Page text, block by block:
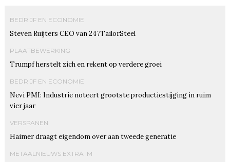
BEDRIJF EN ECONOMIE
Steven Ruijters CEO van 247TailorSteel
PLAATBEWERKING
Trumpf herstelt zich en rekent op verdere groei
BEDRIJF EN ECONOMIE
Nevi PMI: Industrie noteert grootste productiestijging in ruim
vier jaar
VERSPANEN
Haimer draagt eigendom over aan tweede generatie
METAALNIEUWS EXTRA IM